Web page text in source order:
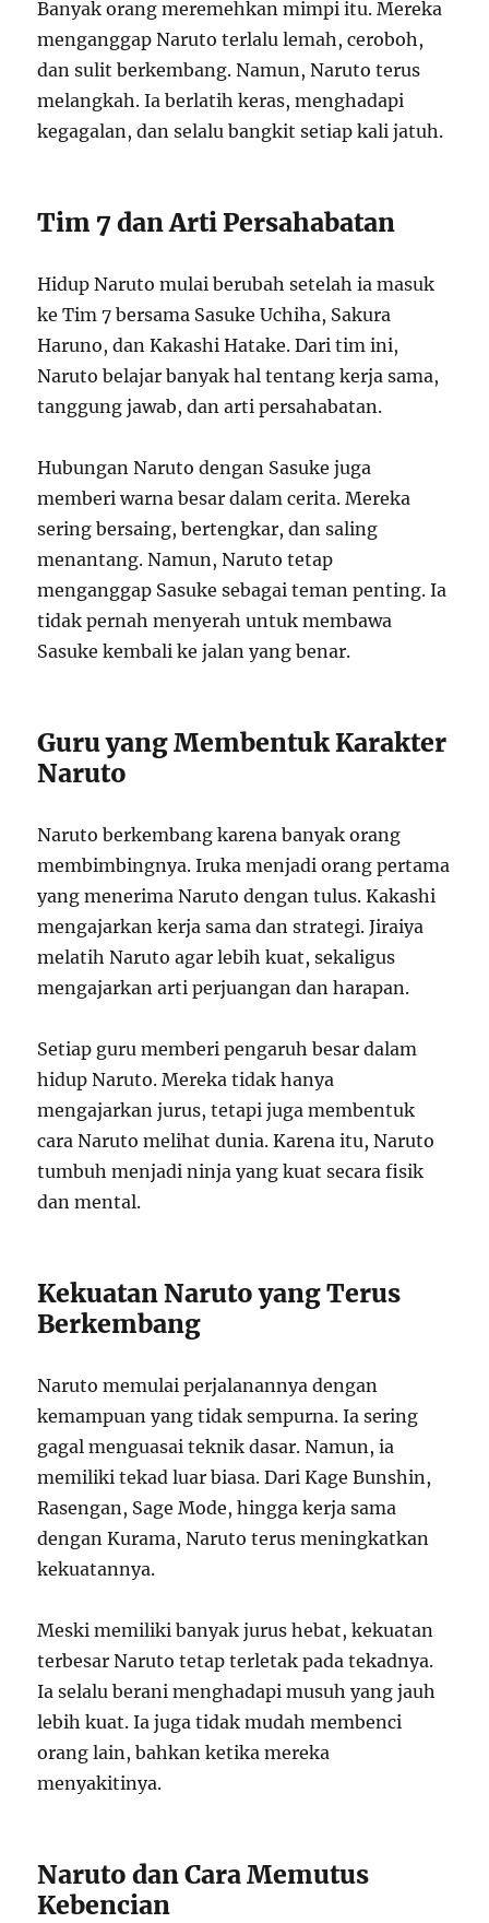
Banyak orang meremehkan mimpi itu. Mereka
menganggap Naruto terlalu lemah, ceroboh,
dan sulit berkembang. Namun, Naruto terus
melangkah. Ia berlatih keras, menghadapi
kegagalan, dan selalu bangkit setiap kali jatuh.
Tim 7 dan Arti Persahabatan
Hidup Naruto mulai berubah setelah ia masuk
ke Tim 7 bersama Sasuke Uchiha, Sakura
Haruno, dan Kakashi Hatake. Dari tim ini,
Naruto belajar banyak hal tentang kerja sama,
tanggung jawab, dan arti persahabatan.
Hubungan Naruto dengan Sasuke juga
memberi warna besar dalam cerita. Mereka
sering bersaing, bertengkar, dan saling
menantang. Namun, Naruto tetap
menganggap Sasuke sebagai teman penting. Ia
tidak pernah menyerah untuk membawa
Sasuke kembali ke jalan yang benar.
Guru yang Membentuk Karakter
Naruto
Naruto berkembang karena banyak orang
membimbingnya. Iruka menjadi orang pertama
yang menerima Naruto dengan tulus. Kakashi
mengajarkan kerja sama dan strategi. Jiraiya
melatih Naruto agar lebih kuat, sekaligus
mengajarkan arti perjuangan dan harapan.
Setiap guru memberi pengaruh besar dalam
hidup Naruto. Mereka tidak hanya
mengajarkan jurus, tetapi juga membentuk
cara Naruto melihat dunia. Karena itu, Naruto
tumbuh menjadi ninja yang kuat secara fisik
dan mental.
Kekuatan Naruto yang Terus
Berkembang
Naruto memulai perjalanannya dengan
kemampuan yang tidak sempurna. Ia sering
gagal menguasai teknik dasar. Namun, ia
memiliki tekad luar biasa. Dari Kage Bunshin,
Rasengan, Sage Mode, hingga kerja sama
dengan Kurama, Naruto terus meningkatkan
kekuatannya.
Meski memiliki banyak jurus hebat, kekuatan
terbesar Naruto tetap terletak pada tekadnya.
Ia selalu berani menghadapi musuh yang jauh
lebih kuat. Ia juga tidak mudah membenci
orang lain, bahkan ketika mereka
menyakitinya.
Naruto dan Cara Memutus
Kebencian